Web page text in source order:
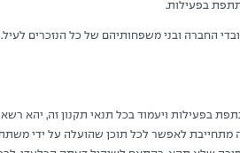
בפעילות.
החברה ובני משפחותיהם של כל הנזכרים
בפעילות ויעמוד בכל תנאי תקנון זה, יהא
מתחייבת לאפשר לכל תוכן שהועלה על ידי